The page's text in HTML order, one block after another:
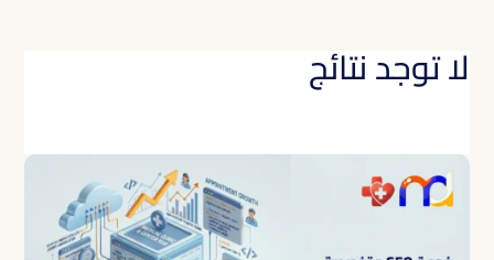
لا توجد نتائج